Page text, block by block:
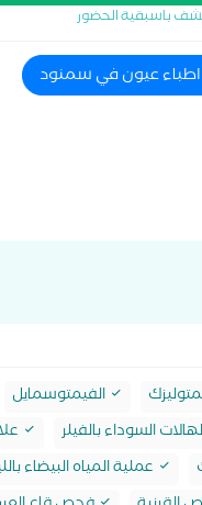
باسبقية الحضور
اطباء عيون في سمنود
الفيمتوسمايل
السوداء بالفيلر
عملية المياه البيضاء